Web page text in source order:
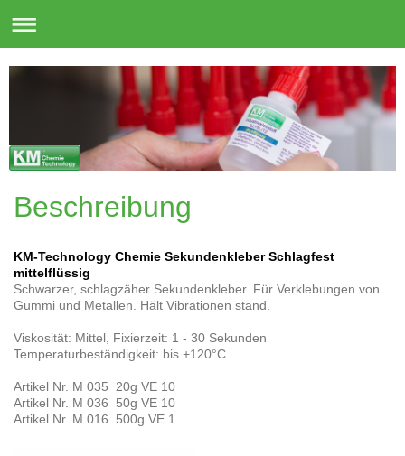
Beschreibung
KM-Technology Chemie Sekundenkleber Schlagfest
mittelflüssig
Schwarzer, schlagzäher Sekundenkleber. Für Verklebungen von
Gummi und Metallen. Hält Vibrationen stand.
Viskosität: Mittel, Fixierzeit: 1 - 30 Sekunden
Temperaturbeständigkeit: bis +120°C
Artikel Nr. M 035 20g VE 10
Artikel Nr. M 036 50g VE 10
Artikel Nr. M 016 500g VE 1